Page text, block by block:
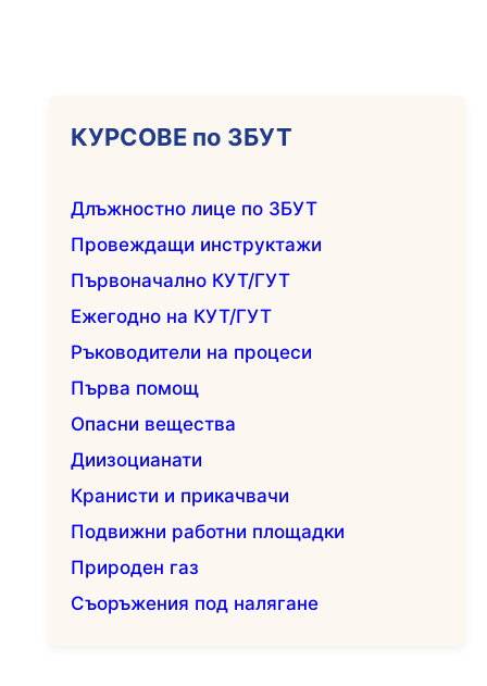
КУРСОВЕ по ЗБУТ
Длъжностно лице по ЗБУТ
Провеждащи инструктажи
Първоначално КУТ/ГУТ
Ежегодно на КУТ/ГУТ
Ръководители на процеси
Първа помощ
Опасни вещества
Диизоцианати
Кранисти и прикачвачи
Подвижни работни площадки
Природен газ
Съоръжения под налягане